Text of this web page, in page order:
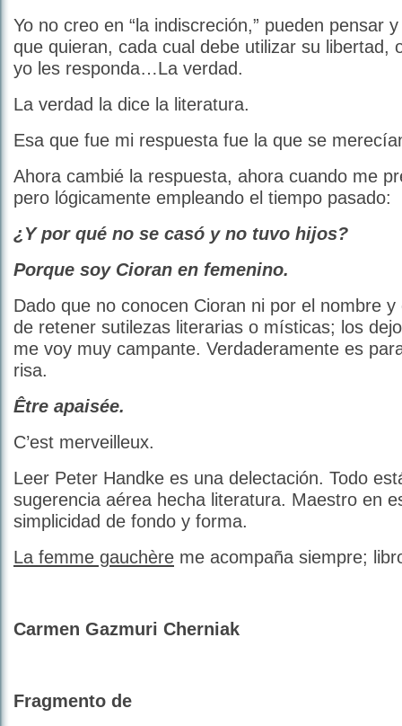
Yo no creo en “la indiscreción,” pueden pensar
que quieran, cada cual debe utilizar su libertad,
yo les responda…La verdad.
La verdad la dice la literatura.
Esa que fue mi respuesta fue la que se
Ahora cambié la respuesta, ahora cuando me
pero lógicamente empleando el tiempo pasado:
¿Y por qué no se casó y no tuvo hijos?
Porque soy Cioran en femenino.
Dado que no conocen Cioran ni por el nombre
de retener sutilezas literarias o místicas; los
me voy muy campante. Verdaderamente es
risa.
Être apaisée.
C’est merveilleux.
Leer Peter Handke es una delectación. Todo
sugerencia aérea hecha literatura. Maestro en
simplicidad de fondo y forma.
La femme gauchère me acompaña siempre;
Carmen Gazmuri Cherniak
Fragmento de